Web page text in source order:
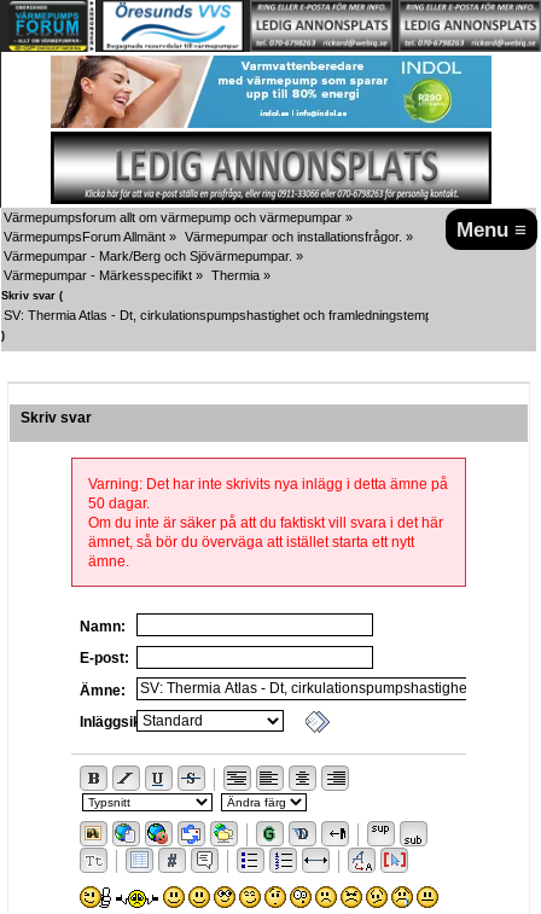
Menu ≡
Värmepumpsforum allt om värmepump och värmepumpar »
VärmepumpsForum Allmänt » Värmepumpar och installationsfrågor. »
Värmepumpar - Mark/Berg och Sjövärmepumpar. »
Värmepumpar - Märkesspecifikt » Thermia »
Skriv svar (
SV: Thermia Atlas - Dt, cirkulationspumpshastighet och framledningstemp
)
Skriv svar
Varning: Det har inte skrivits nya inlägg i detta ämne på
50 dagar.
Om du inte är säker på att du faktiskt vill svara i det här
ämnet, så bör du överväga att istället starta ett nytt
ämne.
Namn:
E-post:
Ämne:
Inläggsikon: